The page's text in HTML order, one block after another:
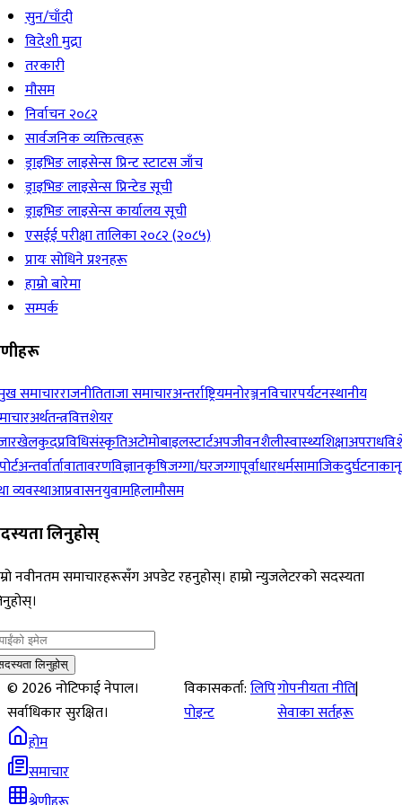
सुन/चाँदी
विदेशी मुद्रा
तरकारी
मौसम
निर्वाचन २०८२
सार्वजनिक व्यक्तित्वहरू
ड्राइभिङ लाइसेन्स प्रिन्ट स्टाटस जाँच
ड्राइभिङ लाइसेन्स प्रिन्टेड सूची
ड्राइभिङ लाइसेन्स कार्यालय सूची
एसईई परीक्षा तालिका २०८२ (२०८५)
प्रायः सोधिने प्रश्‍नहरू
हाम्रो बारेमा
सम्पर्क
समाचारराजनीतिताजा समाचारअन्तर्राष्ट्रियमनोरञ्जनविचारपर्यटनस्थानीय
अर्थतन्त्रवित्तशेयर
खेलकुदप्रविधिसंस्कृतिअटोमोबाइलस्टार्टअपजीवनशैलीस्वास्थ्यशिक्षाअपराध
अन्तर्वार्तावातावरणविज्ञानकृषिजग्गा/घरजग्गापूर्वाधारधर्मसामाजिकदुर्घटना
व्यवस्थाआप्रवासनयुवामहिलामौसम
लिनुहोस्
नवीनतम समाचारहरूसँग अपडेट रहनुहोस्। हाम्रो न्युजलेटरको सदस्यता
लिनुहोस्
©2026नोटिफाई नेपाल।
सर्वाधिकार सुरक्षित।
विकासकर्ता:लिपि
पोइन्ट
गोपनीयता नीति|
सेवाका सर्तहरू
होम
समाचार